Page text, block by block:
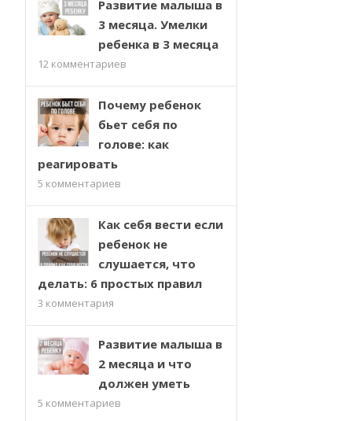
Развитие малыша в
3 месяца. Умелки
ребенка в 3 месяца
12 комментариев
Почему ребенок
бьет себя по
голове: как
реагировать
5 комментариев
Как себя вести если
ребенок не
слушается, что
делать: 6 простых правил
3 комментария
Развитие малыша в
2 месяца и что
должен уметь
5 комментариев